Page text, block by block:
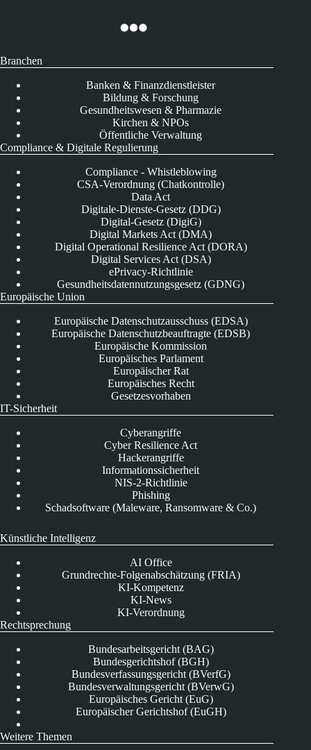
Branchen
Banken & Finanzdienstleister
Bildung & Forschung
Gesundheitswesen & Pharmazie
Kirchen & NPOs
Öffentliche Verwaltung
Compliance & Digitale Regulierung
Compliance - Whistleblowing
CSA-Verordnung (Chatkontrolle)
Data Act
Digitale-Dienste-Gesetz (DDG)
Digital-Gesetz (DigiG)
Digital Markets Act (DMA)
Digital Operational Resilience Act (DORA)
Digital Services Act (DSA)
ePrivacy-Richtlinie
Gesundheitsdatennutzungsgesetz (GDNG)
Europäische Union
Europäische Datenschutzausschuss (EDSA)
Europäische Datenschutzbeauftragte (EDSB)
Europäische Kommission
Europäisches Parlament
Europäischer Rat
Europäisches Recht
Gesetzesvorhaben
IT-Sicherheit
Cyberangriffe
Cyber Resilience Act
Hackerangriffe
Informationssicherheit
NIS-2-Richtlinie
Phishing
Schadsoftware (Maleware, Ransomware & Co.)
Künstliche Intelligenz
AI Office
Grundrechte-Folgenabschätzung (FRIA)
KI-Kompetenz
KI-News
KI-Verordnung
Rechtsprechung
Bundesarbeitsgericht (BAG)
Bundesgerichtshof (BGH)
Bundesverfassungsgericht (BVerfG)
Bundesverwaltungsgericht (BVerwG)
Europäisches Gericht (EuG)
Europäischer Gerichtshof (EuGH)
Weitere Themen